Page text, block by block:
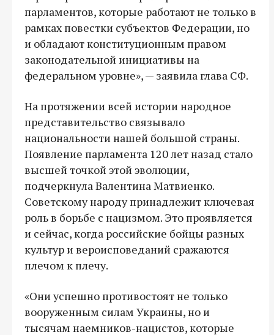
парламентов, которые работают не только в
рамках повестки субъектов Федерации, но
и обладают конституционным правом
законодательной инициативы на
федеральном уровне», — заявила глава СФ.
На протяжении всей истории народное
представительство связывало
национальности нашей большой страны.
Появление парламента 120 лет назад стало
высшей точкой этой эволюции,
подчеркнула Валентина Матвиенко.
Советскому народу принадлежит ключевая
роль в борьбе с нацизмом. Это проявляется
и сейчас, когда российские бойцы разных
культур и вероисповеданий сражаются
плечом к плечу.
«Они успешно противостоят не только
вооруженным силам Украины, но и
тысячам наемников-нацистов, которые